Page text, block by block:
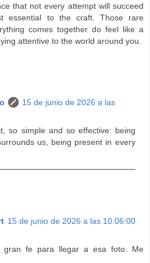
that not every attempt will succeed
essential to the craft. Those rare
comes together do feel like a
attentive to the world around you.
15 de junio de 2026 a las
so simple and so effective: being
us, being present in every
15 de junio de 2026 a las 10:06:00
gran fe para llegar a esa foto. Me